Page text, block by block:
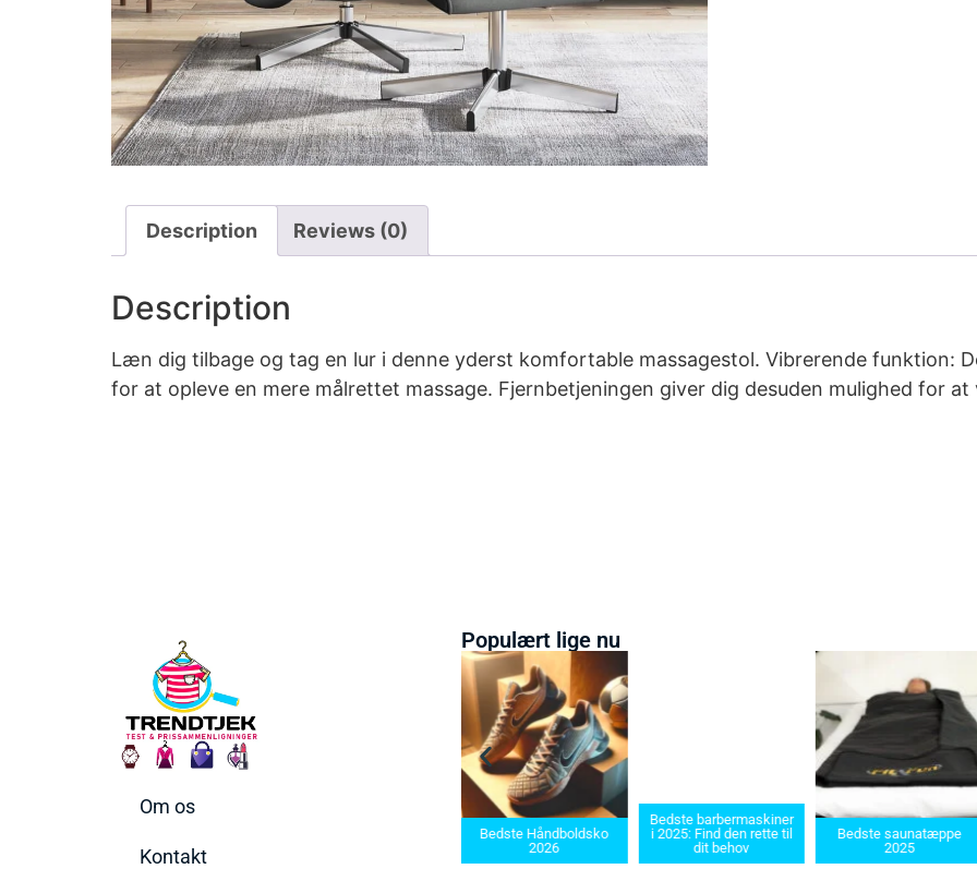
Description Reviews (0)
Description
Læn dig tilbage og tag en lur i denne yderst komfortable massagestol. Vibrerende funktion:
for at opleve en mere målrettet massage. Fjernbetjeningen giver dig desuden mulighed for
Om os
Kontakt
Populært lige nu
produkter her!
Bedste Håndboldsko
Bedste barbermaskiner
i 2025: Find den rette til
Bedste saunatæppe
Bedste
2025 – Find
produkter